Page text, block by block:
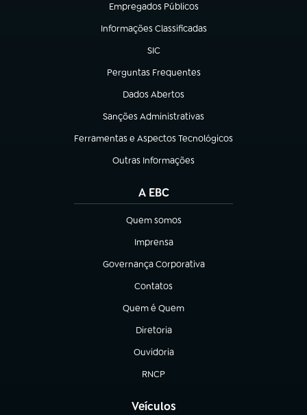
Empregados Públicos
(abre em nova aba)
Informações Classificadas
(abre em nova aba)
SIC
(abre em nova aba)
Perguntas Frequentes
(abre em nova aba)
Dados Abertos
(abre em nova aba)
Sanções Administrativas
(abre em nova aba)
Ferramentas e Aspectos Tecnológicos
(abre em nova aba)
Outras Informações
(abre em nova aba)
A EBC
Quem somos
(abre em nova aba)
Imprensa
(abre em nova aba)
Governança Corporativa
(abre em nova aba)
Contatos
(abre em nova aba)
Quem é Quem
(abre em nova aba)
Diretoria
(abre em nova aba)
Ouvidoria
(abre em nova aba)
RNCP
(abre em nova aba)
Veículos